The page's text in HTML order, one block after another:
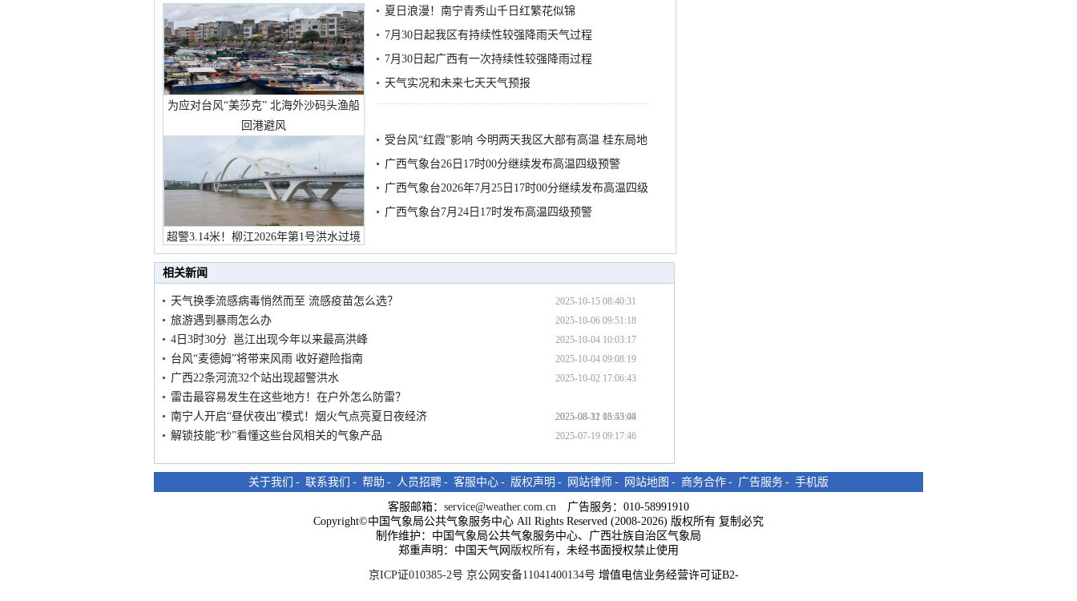
为应对台风“美莎克” 北海外沙码头渔船
回港避风
超警3.14米！柳江2026年第1号洪水过境
市民在堤岸见证汛况
夏日浪漫！南宁青秀山千日红繁花似锦
7月30日起我区有持续性较强降雨天气过程
7月30日起广西有一次持续性较强降雨过程
天气实况和未来七天天气预报
受台风“红霞”影响 今明两天我区大部有高温 桂东局地
有较强降雨
广西气象台26日17时00分继续发布高温四级预警
广西气象台2026年7月25日17时00分继续发布高温四级
预警
广西气象台7月24日17时发布高温四级预警
相关新闻
天气换季流感病毒悄然而至 流感疫苗怎么选？ 2025-10-15 08:40:31
旅游遇到暴雨怎么办 2025-10-06 09:51:18
4日3时30分 邕江出现今年以来最高洪峰 2025-10-04 10:03:17
台风“麦德姆”将带来风雨 收好避险指南 2025-10-04 09:08:19
广西22条河流32个站出现超警洪水 2025-10-02 17:06:43
雷击最容易发生在这些地方！在户外怎么防雷？
2025-08-31 08:43:08
南宁人开启“昼伏夜出”模式！烟火气点亮夏日夜经济 2025-08-12 15:55:44
解锁技能“秒”看懂这些台风相关的气象产品 2025-07-19 09:17:46
关于我们 - 联系我们 - 帮助 - 人员招聘 - 客服中心 - 版权声明 - 网站律师 - 网站地图 - 商务合作 - 广告服务 - 手机版
客服邮箱： service@weather.com.cn 广告服务：010-58991910
Copyright©中国气象局公共气象服务中心 All Rights Reserved (2008-2026) 版权所有 复制必究
制作维护：中国气象局公共气象服务中心、广西壮族自治区气象局
郑重声明：中国天气网 版权所有，未经书面授权禁止使用
京ICP证010385-2号 京公网安备11041400134号 增值电信业务经营许可证B2-